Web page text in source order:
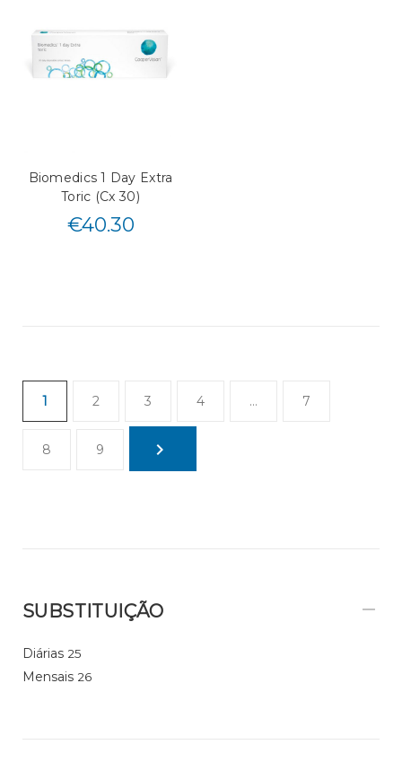
Biomedics 1 Day Extra
Toric (Cx 30)
€40.30
1 2 3 4 … 7
8 9
SUBSTITUIÇÃO
Diárias 25
Mensais 26